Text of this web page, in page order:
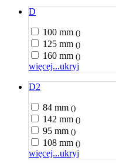
D
100 mm ()
125 mm ()
160 mm ()
więcej...ukryj
D2
84 mm ()
142 mm ()
95 mm ()
108 mm ()
więcej...ukryj